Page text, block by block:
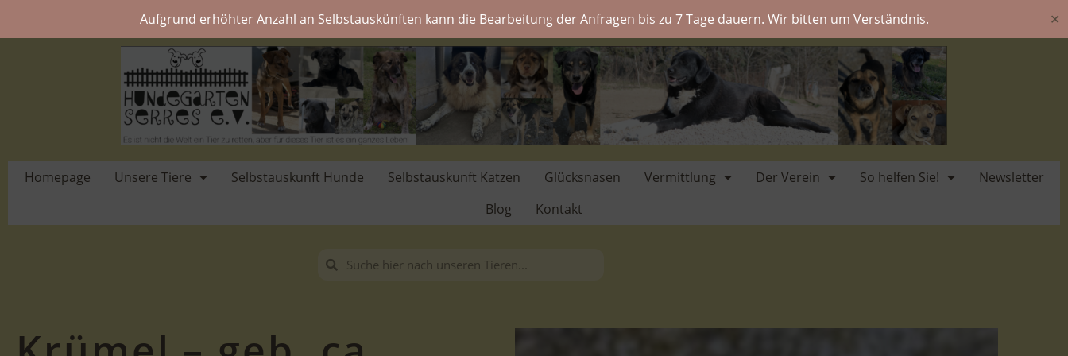
Aufgrund erhöhter Anzahl an Selbstauskünften kann die Bearbeitung der Anfragen bis zu 7 Tage dauern. Wir bitten um Verständnis. ✕
Homepage Unsere Tiere Selbstauskunft Hunde Selbstauskunft Katzen Glücksnasen Vermittlung Der Verein So helfen Sie!
Newsletter
Blog
Kontakt